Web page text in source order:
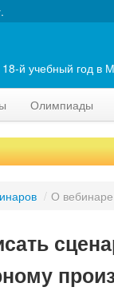
18-й учебный год в
Олимпиады
/ О вебинаре